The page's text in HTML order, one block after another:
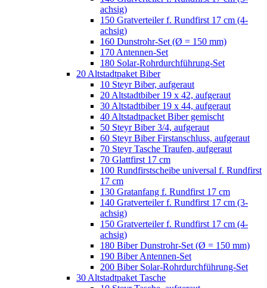
achsig)
150 Gratverteiler f. Rundfirst 17 cm (4-
achsig)
160 Dunstrohr-Set (Ø = 150 mm)
170 Antennen-Set
180 Solar-Rohrdurchführung-Set
20 Altstadtpaket Biber
10 Steyr Biber, aufgeraut
20 Altstadtbiber 19 x 42, aufgeraut
30 Altstadtbiber 19 x 44, aufgeraut
40 Altstadtpacket Biber gemischt
50 Steyr Biber 3/4, aufgeraut
60 Steyr Biber Firstanschluss, aufgeraut
70 Steyr Tasche Traufen, aufgeraut
70 Glattfirst 17 cm
100 Rundfirstscheibe universal f. Rundfirst
17 cm
130 Gratanfang f. Rundfirst 17 cm
140 Gratverteiler f. Rundfirst 17 cm (3-
achsig)
150 Gratverteiler f. Rundfirst 17 cm (4-
achsig)
180 Biber Dunstrohr-Set (Ø = 150 mm)
190 Biber Antennen-Set
200 Biber Solar-Rohrdurchführung-Set
30 Altstadtpaket Tasche